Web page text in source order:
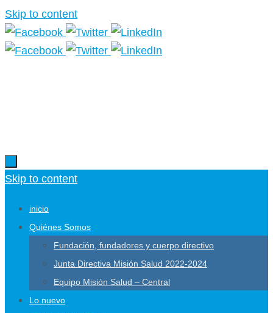
Skip to content
Skip to content
inicio
Quiénes Somos
Fundación, fundadores y cuerpo directivo
Junta Directiva Misión Salud 2022-2024
Equipo Misión Salud – Central
Lo nuevo
Más información.